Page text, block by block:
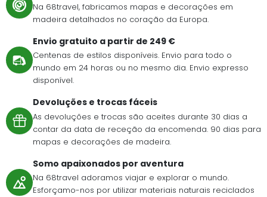
Na 68travel, fabricamos mapas e decorações em
madeira detalhados no coração da Europa.
Envio gratuito a partir de 249 €
Centenas de estilos disponíveis. Envio para todo o
mundo em 24 horas ou no mesmo dia. Envio expresso
disponível.
Devoluções e trocas fáceis
As devoluções e trocas são aceites durante 30 dias a
contar da data de receção da encomenda. 90 dias para
mapas e decorações de madeira.
Somo apaixonados por aventura
Na 68travel adoramos viajar e explorar o mundo.
Esforçamo-nos por utilizar materiais naturais reciclados